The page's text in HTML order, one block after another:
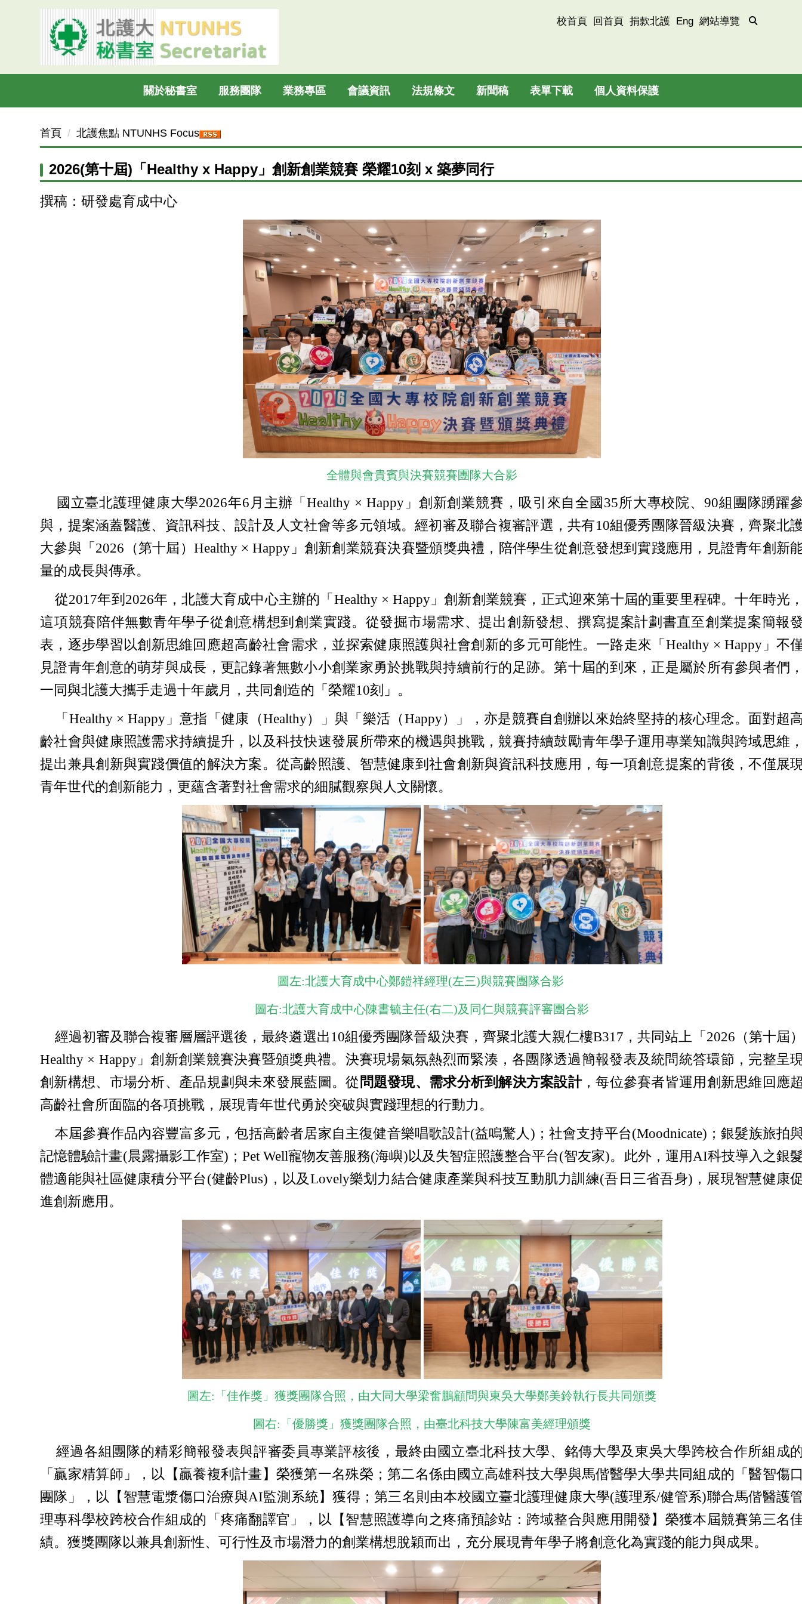
內
區
關於秘書室 服務團隊 業務專區 會議資訊 法規條文 新聞稿 表單下載 個人資料保護
校首頁 回首頁 捐款北護 Eng 網站導覽
首頁 北護焦點 NTUNHS Focus
2026(第十屆)「Healthy x Happy」創新創業競賽 榮耀10刻 x 築夢同行
撰稿：研發處育成中心
全體與會貴賓與決賽競賽團隊大合影
國立臺北護理健康大學2026年6月主辦「Healthy × Happy」創新創業競賽，吸引來自全國35所大專校院、90組團隊踴躍
與，提案涵蓋醫護、資訊科技、設計及人文社會等多元領域。經初審及聯合複審評選，共有10組優秀團隊晉級決賽，齊聚北
大參與「2026（第十屆）Healthy × Happy」創新創業競賽決賽暨頒獎典禮，陪伴學生從創意發想到實踐應用，見證青年創新
量的成長與傳承。
從2017年到2026年，北護大育成中心主辦的「Healthy × Happy」創新創業競賽，正式迎來第十屆的重要里程碑。十年時光
這項競賽陪伴無數青年學子從創意構想到創業實踐。從發掘市場需求、提出創新發想、撰寫提案計劃書直至創業提案簡報
表，逐步學習以創新思維回應超高齡社會需求，並探索健康照護與社會創新的多元可能性。一路走來「Healthy × Happy」不
見證青年創意的萌芽與成長，更記錄著無數小小創業家勇於挑戰與持續前行的足跡。第十屆的到來，正是屬於所有參與者們
一同與北護大攜手走過十年歲月，共同創造的「榮耀10刻」。
「Healthy × Happy」意指「健康（Healthy）」與「樂活（Happy）」，亦是競賽自創辦以來始終堅持的核心理念。面對超
齡社會與健康照護需求持續提升，以及科技快速發展所帶來的機遇與挑戰，競賽持續鼓勵青年學子運用專業知識與跨域思維
提出兼具創新與實踐價值的解決方案。從高齡照護、智慧健康到社會創新與資訊科技應用，每一項創意提案的背後，不僅展
青年世代的創新能力，更蘊含著對社會需求的細膩觀察與人文關懷。
圖左:北護大育成中心鄭鎧祥經理(左三)與競賽團隊合影
圖右:北護大育成中心陳書毓主任(右二)及同仁與競賽評審團合影
經過初審及聯合複審層層評選後，最終遴選出10組優秀團隊晉級決賽，齊聚北護大親仁樓B317，共同站上「2026（第十屆
Healthy × Happy」創新創業競賽決賽暨頒獎典禮。決賽現場氣氛熱烈而緊湊，各團隊透過簡報發表及統問統答環節，完整呈
創新構想、市場分析、產品規劃與未來發展藍圖。從 問題發現、需求分析到解決方案設計，每位參賽者皆運用創新思維回應
高齡社會所面臨的各項挑戰，展現青年世代勇於突破與實踐理想的行動力。
本屆參賽作品內容豐富多元，包括高齡者居家自主復健音樂唱歌設計(益鳴驚人)；社會支持平台(Moodnicate)；銀髮族旅拍
記憶體驗計畫(晨露攝影工作室)；Pet Well寵物友善服務(海嶼)以及失智症照護整合平台(智友家)。此外，運用AI科技導入之銀
體適能與社區健康積分平台(健齡Plus)，以及Lovely樂划力結合健康產業與科技互動肌力訓練(吾日三省吾身)，展現智慧健康
進創新應用。
圖左:「佳作獎」獲獎團隊合照，由大同大學梁奮鵬顧問與東吳大學鄭美鈴執行長共同頒獎
圖右:「優勝獎」獲獎團隊合照，由臺北科技大學陳富美經理頒獎
經過各組團隊的精彩簡報發表與評審委員專業評核後，最終由國立臺北科技大學、銘傳大學及東吳大學跨校合作所組成
「贏家精算師」，以【贏養複利計畫】榮獲第一名殊榮；第二名係由國立高雄科技大學與馬偕醫學大學共同組成的「醫智傷
團隊」，以【智慧電漿傷口治療與AI監測系統】獲得；第三名則由本校國立臺北護理健康大學(護理系/健管系)聯合馬偕醫護
理專科學校跨校合作組成的「疼痛翻譯官」，以【智慧照護導向之疼痛預診站：跨域整合與應用開發】榮獲本屆競賽第三名
績。獲獎團隊以兼具創新性、可行性及市場潛力的創業構想脫穎而出，充分展現青年學子將創意化為實踐的能力與成果。